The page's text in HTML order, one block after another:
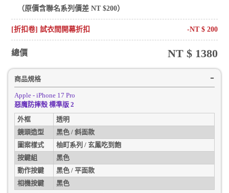
（原價含聯名系列 價差 NT $200）
[折扣卷] 試衣間開幕折扣 -NT $200
總價 NT $ 1380
商品規格
Apple - iPhone 17 Pro
惡魔防摔殼 標準版 2
外框
透明
鏡頭造型
黑色 / 斜面款
圖案樣式
柚町系列 / 玄鳳吃到飽
按鍵組
黑色
動作按鍵
黑色 / 平面款
相機按鍵
黑色